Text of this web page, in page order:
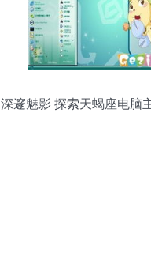
深邃魅影 探索天蝎座电脑